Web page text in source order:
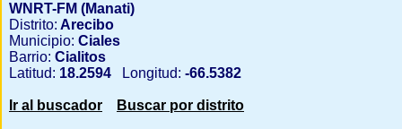
WNRT-FM (Manati)
Distrito: Arecibo
Municipio: Ciales
Barrio: Cialitos
Latitud: 18.2594 Longitud: -66.5382
Ir al buscador Buscar por distrito